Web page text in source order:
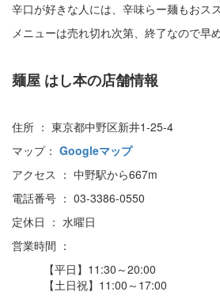
辛口が好きな人には、辛味らー麺もおスス
メニューは売れ切れ次第、終了なので早
麺屋 はし本の店舗情報
住所 ： 東京都中野区新井1-25-4
マップ： Googleマップ
アクセス ： 中野駅から667m
電話番号 ： 03-3386-0550
定休日 ： 水曜日
営業時間 ：
【平日】11:30～20:00
【土日祝】11:00～17:00